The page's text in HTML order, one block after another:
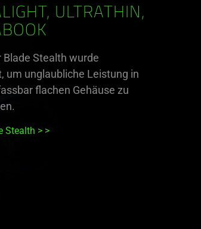
ULTRATHIN,
Blade Stealth wurde
um unglaubliche Leistung in
flachen Gehäuse zu
Stealth